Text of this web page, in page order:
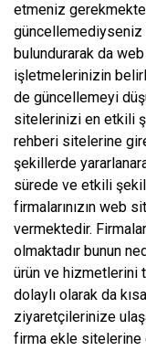
etmeniz
güncellemediyseniz
bulundurarak da
işletmelerinizin
de güncellemeyi
sitelerinizi en etkili
rehberi sitelerine
şekillerde
sürede ve etkili
firmalarınızın web
vermektedir.
olmaktadır bunun
ürün ve hizmetlerini
dolaylı olarak da
ziyaretçilerinize
firma ekle sitelerine